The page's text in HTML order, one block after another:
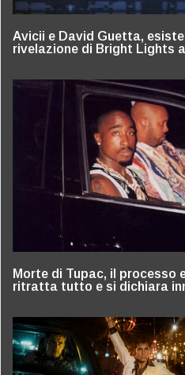
Avicii e David Guetta,
rivelazione di Bright Lights
Morte di Tupac, il processo
ritratta tutto e si dichiara